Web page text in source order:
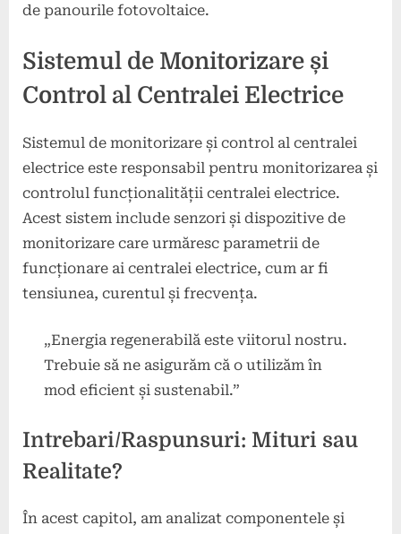
de panourile fotovoltaice.
Sistemul de Monitorizare și
Control al Centralei Electrice
Sistemul de monitorizare și control al centralei
electrice este responsabil pentru monitorizarea și
controlul funcționalității centralei electrice.
Acest sistem include senzori și dispozitive de
monitorizare care urmăresc parametrii de
funcționare ai centralei electrice, cum ar fi
tensiunea, curentul și frecvența.
„Energia regenerabilă este viitorul nostru.
Trebuie să ne asigurăm că o utilizăm în
mod eficient și sustenabil.”
Intrebari/Raspunsuri: Mituri sau
Realitate?
În acest capitol, am analizat componentele și